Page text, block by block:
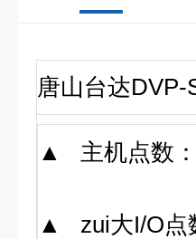
唐山台达DVP-
▲ 主机点数：
▲ zui大I/O点